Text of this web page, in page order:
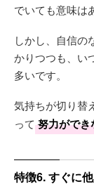
でいても意味は
しかし、自信の
かりつつも、い
多いです。
気持ちが切り替
って 努力ができ
特徴6. すぐに